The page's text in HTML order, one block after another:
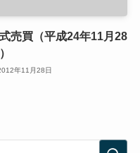
売買（平成24年11月28
年11月28日